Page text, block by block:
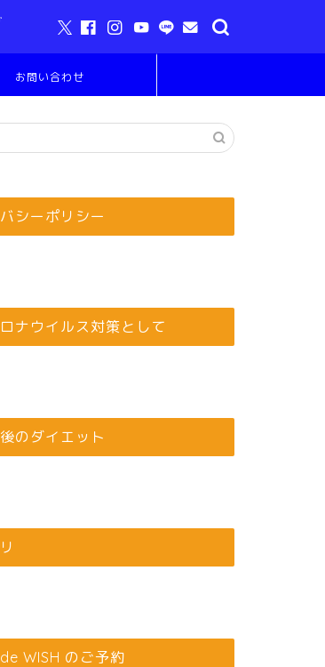
お問い合わせ
シーポリシー
ナウイルス対策として
のダイエット
WISH のご予約